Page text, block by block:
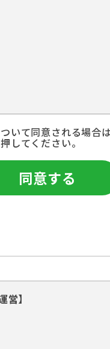
いて同意される場合
してください。
同意する
営】